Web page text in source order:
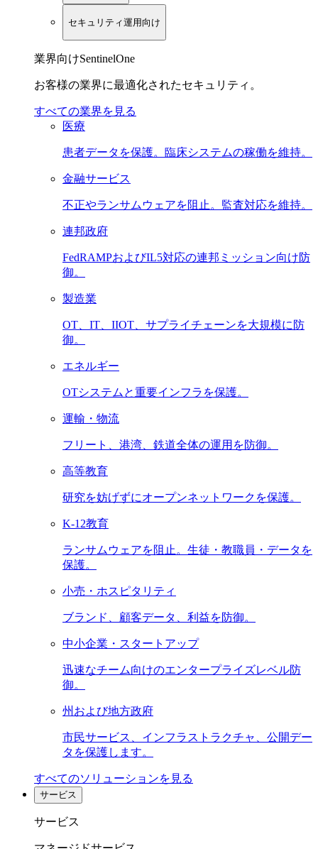
セキュリティ運用向け
業界向けSentinelOne
お客様の業界に最適化されたセキュリティ。
すべての業界を見る
医療
患者データを保護。臨床システムの稼働を維持。
金融サービス
不正やランサムウェアを阻止。監査対応を維持。
連邦政府
FedRAMPおよびIL5対応の連邦ミッション向け防
御。
製造業
OT、IT、IIOT、サプライチェーンを大規模に防
御。
エネルギー
OTシステムと重要インフラを保護。
運輸・物流
フリート、港湾、鉄道全体の運用を防御。
高等教育
研究を妨げずにオープンネットワークを保護。
K-12教育
ランサムウェアを阻止。生徒・教職員・データを
保護。
小売・ホスピタリティ
ブランド、顧客データ、利益を防御。
中小企業・スタートアップ
迅速なチーム向けのエンタープライズレベル防
御。
州および地方政府
市民サービス、インフラストラクチャ、公開デー
タを保護します。
すべてのソリューションを見る
サービス
サービス